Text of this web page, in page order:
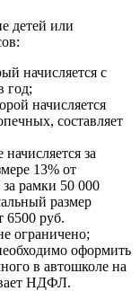
детей или
начисляется с
год;
начисляется
составляет
за
13% от
рамки 50 000
размер
6500 руб.
ограничено;
оформить
в автошколе на
НДФЛ.